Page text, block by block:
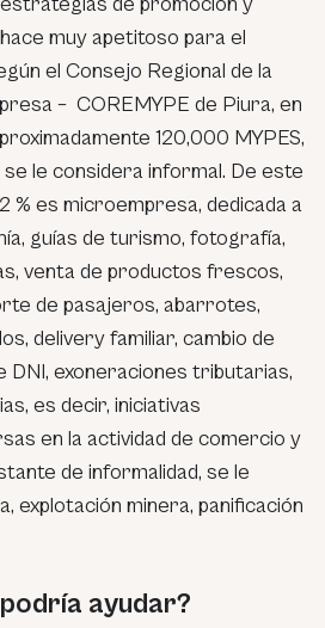
muy apetitoso para el
el Consejo Regional de la
– COREMYPE de Piura, en
120,000 MYPES,
le considera informal. De este
% es microempresa, dedicada a
guías de turismo, fotografía,
venta de productos frescos,
de pasajeros, abarrotes,
delivery familiar, cambio de
DNI, exoneraciones tributarias,
es decir, iniciativas
en la actividad de comercio y
de informalidad, se le
explotación minera, panificación
ayudar?